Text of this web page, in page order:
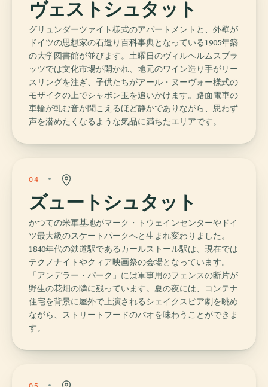
ヴェストシュタット
グリュンダーツァイト様式のアパートメントと、外壁が
ドイツの思想家の石造り百科事典となっている1905年築
の大学図書館が並びます。土曜日のヴィルヘルムスプラ
ッツでは文化市場が開かれ、地元のワイン造り手がリー
スリングを注ぎ、子供たちがアール・ヌーヴォー様式の
モザイクの上でシャボン玉を追いかけます。路面電車の
車輪が軋む音が聞こえるほど静かでありながら、思わず
声を潜めたくなるような気品に満ちたエリアです。
04
ズュートシュタット
かつての米軍基地がマーク・トウェインセンターやドイ
ツ最大級のスケートパークへと生まれ変わりました。
1840年代の鉄道駅であるカールストール駅は、現在では
テクノナイトやクィア映画祭の会場となっています。
「アンデラー・パーク」には軍事用のフェンスの断片が
野生の花畑の隣に残っています。夏の夜には、コンテナ
住宅を背景に屋外で上演されるシェイクスピア劇を眺め
ながら、ストリートフードのバオを味わうことができま
す。